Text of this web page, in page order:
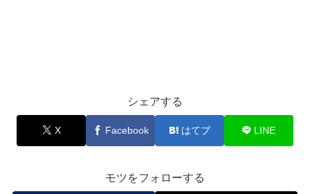
シェアする
X Facebook はてブ LINE
モツをフォローする